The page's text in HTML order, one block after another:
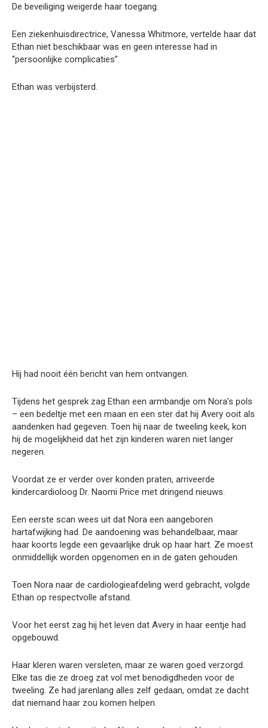
De beveiliging weigerde haar toegang.
Een ziekenhuisdirectrice, Vanessa Whitmore, vertelde haar dat
Ethan niet beschikbaar was en geen interesse had in
“persoonlijke complicaties”.
Ethan was verbijsterd.
Hij had nooit één bericht van hem ontvangen.
Tijdens het gesprek zag Ethan een armbandje om Nora’s pols
– een bedeltje met een maan en een ster dat hij Avery ooit als
aandenken had gegeven. Toen hij naar de tweeling keek, kon
hij de mogelijkheid dat het zijn kinderen waren niet langer
negeren.
Voordat ze er verder over konden praten, arriveerde
kindercardioloog Dr. Naomi Price met dringend nieuws.
Een eerste scan wees uit dat Nora een aangeboren
hartafwijking had. De aandoening was behandelbaar, maar
haar koorts legde een gevaarlijke druk op haar hart. Ze moest
onmiddellijk worden opgenomen en in de gaten gehouden.
Toen Nora naar de cardiologieafdeling werd gebracht, volgde
Ethan op respectvolle afstand.
Voor het eerst zag hij het leven dat Avery in haar eentje had
opgebouwd.
Haar kleren waren versleten, maar ze waren goed verzorgd.
Elke tas die ze droeg zat vol met benodigdheden voor de
tweeling. Ze had jarenlang alles zelf gedaan, omdat ze dacht
dat niemand haar zou komen helpen.